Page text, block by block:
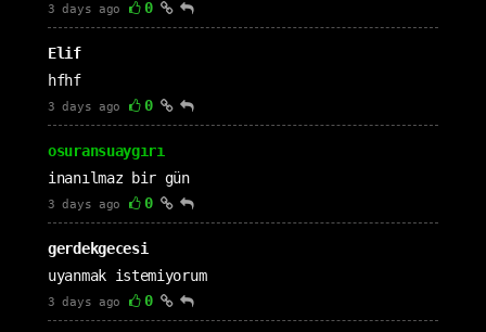
3 days ago 0
Elif
hfhf
3 days ago 0
osuransuaygırı
inanılmaz bir gün
3 days ago 0
gerdekgecesi
uyanmak istemiyorum
3 days ago 0